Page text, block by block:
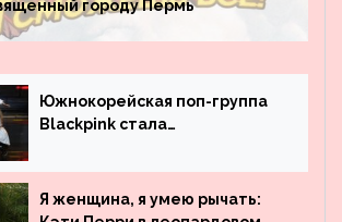
городу Пермь
Южнокорейская поп-группа
Blackpink стала
просмотрам на YouTube. Они
обогнали даже Джастина
Бибера
Я женщина, я умею рычать: